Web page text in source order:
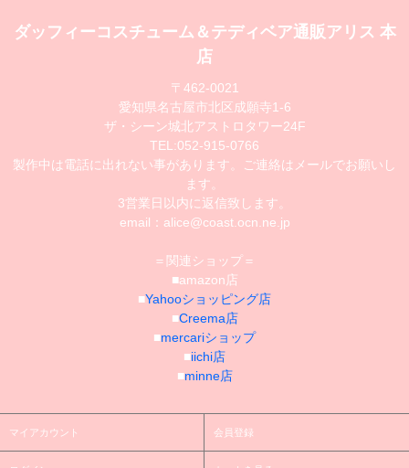
ダッフィーコスチューム＆テディベア通販アリス 本
店
〒462-0021
愛知県名古屋市北区成願寺1-6
ザ・シーン城北アストロタワー24F
TEL:052-915-0766
製作中は電話に出れない事があります。ご連絡はメールでお願いし
ます。
3営業日以内に返信致します。
email：alice@coast.ocn.ne.jp
＝関連ショップ＝
■amazon店
■Yahooショッピング店
■Creema店
■mercariショップ
■iichi店
■minne店
マイアカウント 会員登録